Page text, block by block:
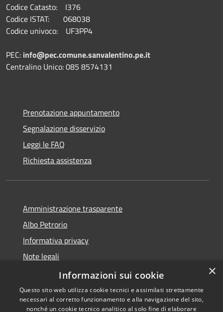
Codice Catasto: I376
Codice ISTAT: 068038
Codice univoco: UF3PP4
PEC: info@pec.comune.sanvalentino.pe.it
Centralino Unico: 085 8574131
Prenotazione appuntamento
Segnalazione disservizio
Leggi le FAQ
Richiesta assistenza
Amministrazione trasparente
Albo Petrorio
Informativa privacy
Note legali
Dichiarazione di accessibilità
×
Informazioni sui cookie
Questo sito web utilizza cookie tecnici e assimilati strettamente
necessari al corretto funzionamento e alla navigazione del sito,
nonché un cookie tecnico analitico al solo fine di elaborare